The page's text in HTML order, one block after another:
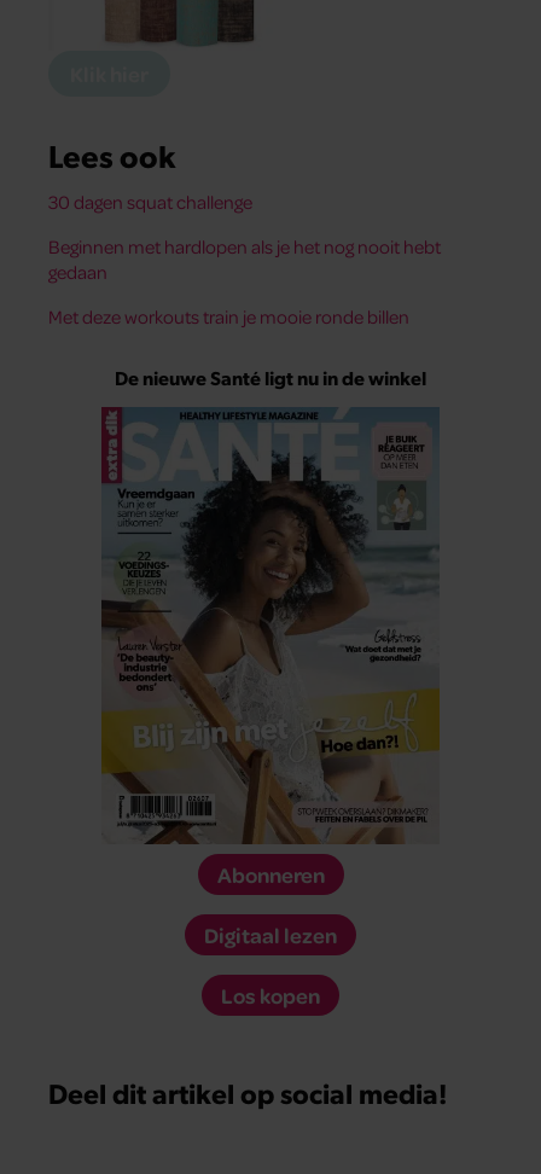
Lees ook
30 dagen squat challenge
Beginnen met hardlopen als je het nog nooit hebt
gedaan
Met deze workouts train je mooie ronde billen
De nieuwe Santé ligt nu in de winkel
Abonneren
Digitaal lezen
Los kopen
Deel dit artikel op social media!